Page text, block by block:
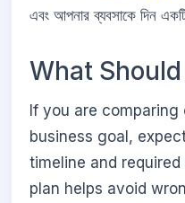
এবং আপনার ব্যবসাকে দিন
What
If you are
business goal,
timeline and
plan helps avoid